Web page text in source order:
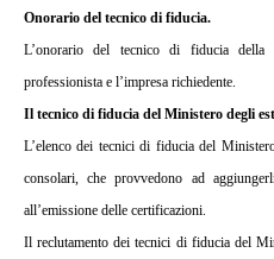
Onorario del tecnico di fiducia.
L’onorario del tecnico di fiducia della
professionista e l’impresa richiedente.
Il tecnico di fiducia del Ministero degli
L’elenco dei tecnici di fiducia del
consolari, che provvedono ad
all’emissione delle certificazioni.
Il reclutamento dei tecnici di fiducia del